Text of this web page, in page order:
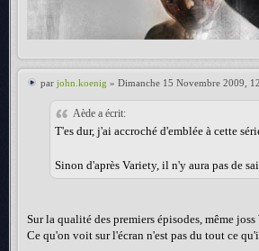
par john.koenig » Dimanche 15 Novembre 2009,
Aède a écrit:
T'es dur, j'ai accroché d'emblée à cette
Sinon d'après Variety, il n'y aura pas de
Sur la qualité des premiers épisodes, même
Ce qu'on voit sur l'écran n'est pas du tout ce